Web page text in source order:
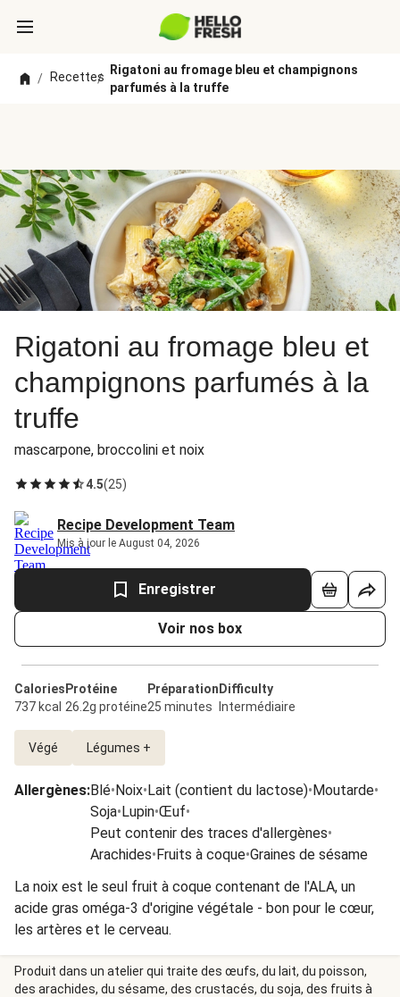
/ Recettes
/
Rigatoni au fromage bleu et champignons
parfumés à la truffe
Rigatoni au fromage bleu et
champignons parfumés à la
truffe
mascarpone, broccolini et noix
4.5(25)
Recipe Development Team
Mis à jour le August 04, 2026
Enregistrer
Voir nos box
Calories
737 kcal
Protéine
26.2g protéine
Préparation
25 minutes
Difficulty
Intermédiaire
Végé Légumes +
Allergènes:Blé•Noix•Lait (contient du lactose)•Moutarde•
Soja•Lupin•Œuf•
Peut contenir des traces d'allergènes•
Arachides•Fruits à coque•Graines de sésame
La noix est le seul fruit à coque contenant de l'ALA, un
acide gras oméga-3 d'origine végétale - bon pour le cœur,
les artères et le cerveau.
Produit dans un atelier qui traite des œufs, du lait, du poisson,
des arachides, du sésame, des crustacés, du soja, des fruits à